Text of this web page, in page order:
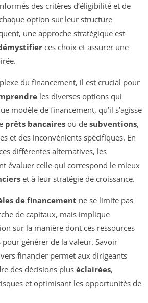
des critères d’éligibilité et de
option sur leur structure
une approche stratégique est
ces choix et assurer une
du financement, il est crucial pour
les diverses options qui
modèle de financement, qu’il s’agisse
prêts bancaires ou de subventions,
et des inconvénients spécifiques. En
différentes alternatives, les
évaluer celle qui correspond le mieux
et à leur stratégie de croissance.
de financement ne se limite pas
de capitaux, mais implique
sur la manière dont ces ressources
générer de la valeur. Savoir
financier permet aux dirigeants
des décisions plus éclairées,
et optimisant les opportunités de